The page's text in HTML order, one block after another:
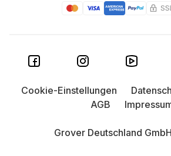
Grover Deutschland
Cookie-Einstellungen
AGB